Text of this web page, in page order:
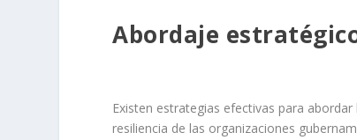
Abordaje
Existen estrategias efectivas para
resiliencia de las organizaciones